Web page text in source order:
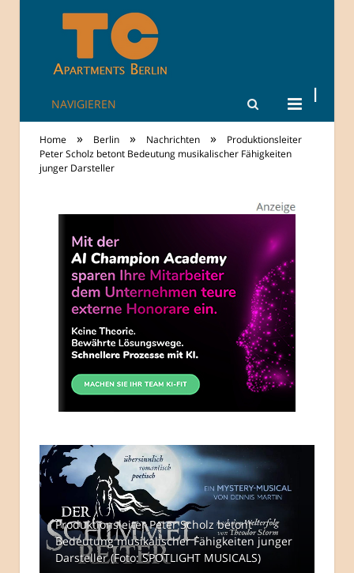
TheCity: Living
Apartments in
NAVIGIEREN
Home » Berlin » Nachrichten »
Produktionsleiter
Peter Scholz betont Bedeutung musikalischer Fähigkeiten
junger Darsteller
Produktionsleiter Peter Scholz betont
Bedeutung musikalischer Fähigkeiten junger
Darsteller (Foto: SPOTLIGHT MUSICALS)